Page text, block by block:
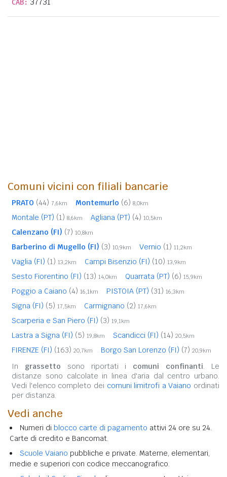
CAB:
Comuni vicini con filiali bancarie
PRATO (44) 7,6km Montemurlo (6) 8,0km
Montale (PT) (1) 8,6km Agliana (PT) (4) 10,5km
Calenzano (FI) (7) 10,8km
Barberino di Mugello (FI) (3) 10,9km Vernio (1) 11,2km
Vaglia (FI) (1) 13,2km Campi Bisenzio (FI) (10) 13,9km
Sesto Fiorentino (FI) (13) 14,0km Quarrata (PT) (6) 15,9km
Poggio a Caiano (4) 16,1km PISTOIA (PT) (31) 16,3km
Signa (FI) (5) 17,5km Carmignano (2) 17,6km
Scarperia e San Piero (FI) (3) 19,1km
Lastra a Signa (FI) (5) 19,8km Scandicci (FI) (14) 20,5km
FIRENZE (FI) (163) 20,7km Borgo San Lorenzo (FI) (7) 20,9km
In grassetto sono riportati i comuni confinanti. Le
distanze sono calcolate in linea d'aria dal centro urbano.
Vedi l'elenco completo dei comuni limitrofi a Vaiano ordinati
per distanza.
Vedi anche
Numeri di blocco carte di pagamento attivi 24 ore su 24.
Carte di credito e Bancomat.
Scuole Vaiano pubbliche e private. Materne, elementari,
medie e superiori con codice meccanografico.